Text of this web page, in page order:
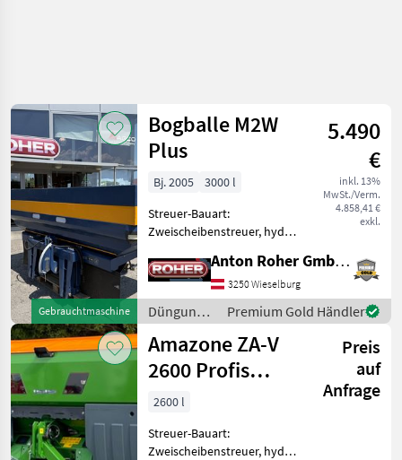
Gebrauchtmaschine
Bogballe M2W
Plus
5.490
€
inkl. 13%
MwSt./Verm.
4.858,41 €
exkl.
Bj. 2005
3000 l
Streuer-Bauart:
Zweischeibenstreuer, hydr.
Grenzstreueinrichtung,
Streumengenverstellung *
Kalibrator Zurf Terminal *
Gelenkwelle * Beleuchtung
* Siebgit
Anton Roher GmbH (ACA Center Roher)
3250 Wieselburg
Düngung
und
Beregnung
/ Bogballe
Premium Gold Händler
Amazone ZA-V
2600 Profis
Tronic
Preis
auf
Anfrage
2600 l
Streuer-Bauart:
Zweischeibenstreuer, hydr.